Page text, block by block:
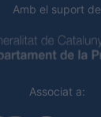
Amb el suport de
Associat a: